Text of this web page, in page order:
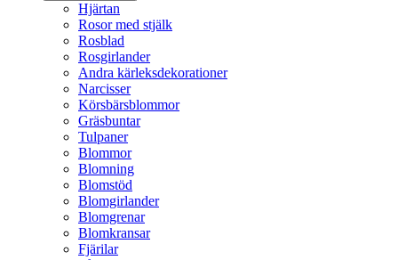
Hjärtan
Rosor med stjälk
Rosblad
Rosgirlander
Andra kärleksdekorationer
Narcisser
Körsbärsblommor
Gräsbuntar
Tulpaner
Blommor
Blomning
Blomstöd
Blomgirlander
Blomgrenar
Blomkransar
Fjärilar